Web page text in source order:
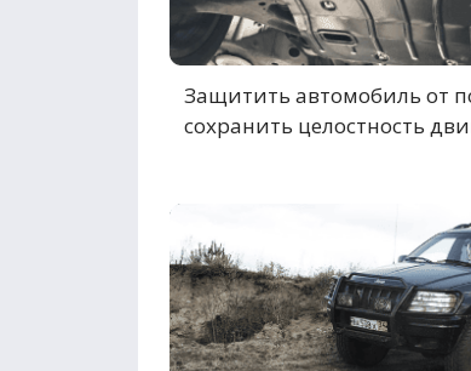
Защитить автомобиль от
сохранить целостность